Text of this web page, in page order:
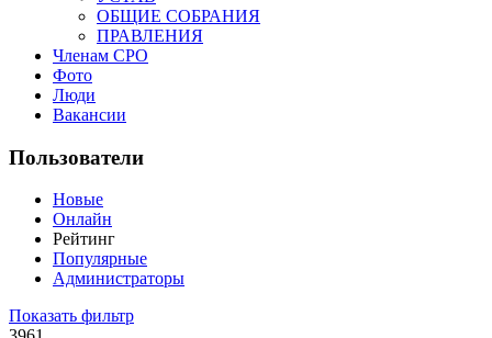
ОБЩИЕ СОБРАНИЯ
ПРАВЛЕНИЯ
Членам СРО
Фото
Люди
Вакансии
Пользователи
Новые
Онлайн
Рейтинг
Популярные
Администраторы
Показать фильтр